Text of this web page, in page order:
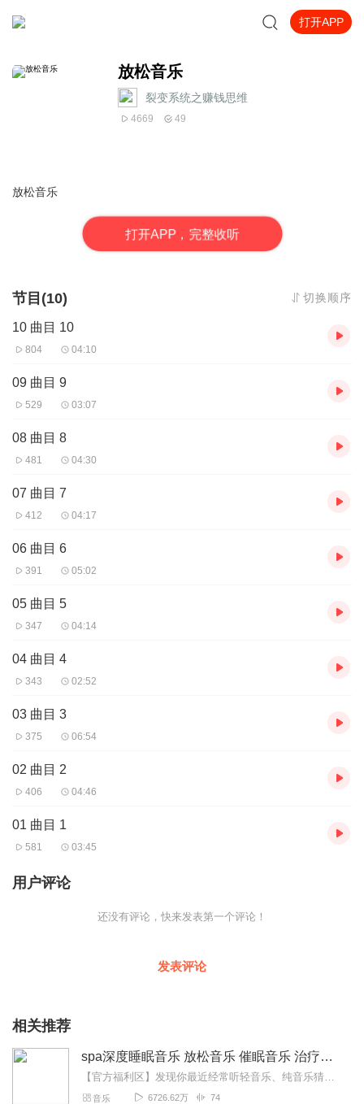
打开APP
放松音乐
裂变系统之赚钱思维
4669 49
放松音乐
打开APP，完整收听
节目(10) 切换顺序
10 曲目 10
804 04:10
09 曲目 9
529 03:07
08 曲目 8
481 04:30
07 曲目 7
412 04:17
06 曲目 6
391 05:02
05 曲目 5
347 04:14
04 曲目 4
343 02:52
03 曲目 3
375 06:54
02 曲目 2
406 04:46
01 曲目 1
581 03:45
用户评论
还没有评论，快来发表第一个评论！
发表评论
相关推荐
spa深度睡眠音乐 放松音乐 催眠音乐 治疗音乐 胎教音乐 纯音乐 催眠曲
【官方福利区】发现你最近经常听轻音乐、纯音乐猜你喜欢喜马精选专辑《心理疗愈钢琴曲100首》一听就平静了，一听就困了缓解焦虑，帮助数百万听友入眠原价99元，福利...
音乐 6726.62万 74